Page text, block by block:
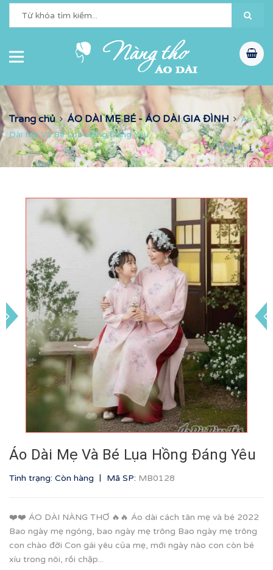
Trang chủ ÁO DÀI MẸ BÉ - ÁO DÀI GIA ĐÌNH
Áo
Dài Mẹ Và Bé Lụa Hồng Đáng Yêu
Áo Dài Mẹ Và Bé Lụa Hồng Đáng Yêu
Tình trạng: Còn hàng | Mã SP: MB0128
❤️❤️ ÁO DÀI NÀNG THƠ 🔥🔥 Áo dài cách tân mẹ và bé 2022
Bao ngày mẹ ngóng, bao ngày mẹ trông Bao ngày mẹ trông
con chào đời Con gái yêu của mẹ, mới ngày nào con còn bé
xíu trong nôi, rồi chập...